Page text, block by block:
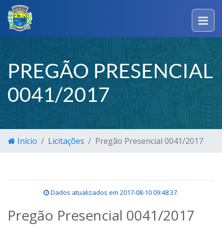
PREGÃO PRESENCIAL
0041/2017
Início Licitações Pregão Presencial 0041/2017
Dados atualizados em 2017-08-10 09:48:37.
Pregão Presencial 0041/2017